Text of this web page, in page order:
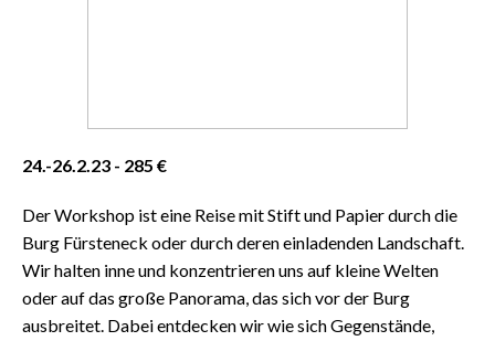
24.-26.2.23 - 285 €
Der Workshop ist eine Reise mit Stift und Papier durch die
Burg Fürsteneck oder durch deren einladenden Landschaft.
Wir halten inne und konzentrieren uns auf kleine Welten
oder auf das große Panorama, das sich vor der Burg
ausbreitet. Dabei entdecken wir wie sich Gegenstände,